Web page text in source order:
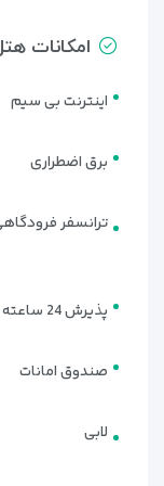
انواع
اقامت
پاسخگوی نیاز
اتاق‌های استاندارد
امکانات
اینترنت بی سیم
برق اضطراری
ترانسفر
پذیرش 24 ساعته
صندوق امانات
لابی